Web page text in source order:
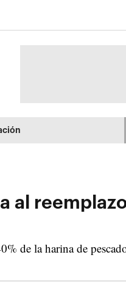
al
de la harina de